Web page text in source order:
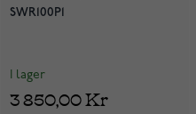
SWR100P1
I lager
3 850,00 Kr